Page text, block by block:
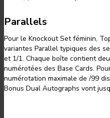
Parallels
Pour le Knockout Set féminin,
variantes Parallel typiques des
et 1/1. Chaque boîte contient
numérotées des Base Cards.
numérotation maximale de /99
Bonus Dual Autographs vont